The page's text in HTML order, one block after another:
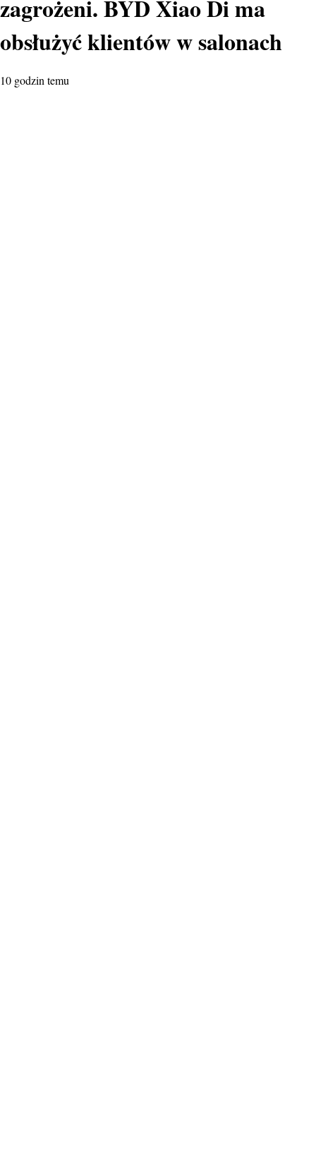
zagrożeni. BYD Xiao Di ma
obsłużyć klientów w salonach
10 godzin temu